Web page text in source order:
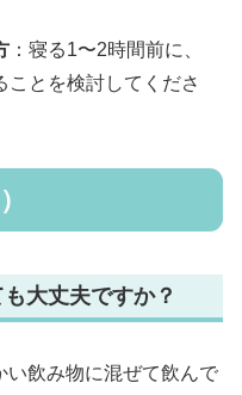
：寝る1〜2時間前に、
ことを検討してくださ
大丈夫ですか？
い飲み物に混ぜて飲んで